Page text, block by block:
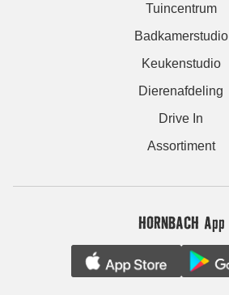
Tuincentrum
Badkamerstudio
Keukenstudio
Dierenafdeling
Drive In
Assortiment
HORNBACH App